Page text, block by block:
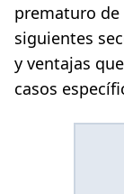
prematuro de
siguientes
y ventajas
casos